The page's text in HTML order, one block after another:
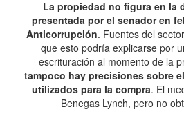
La propiedad no figura en la
presentada por el senador en
Anticorrupción. Fuentes del
que esto podría explicarse por
escrituración al momento de la
tampoco hay precisiones sobre
utilizados para la compra. El
Benegas Lynch, pero no